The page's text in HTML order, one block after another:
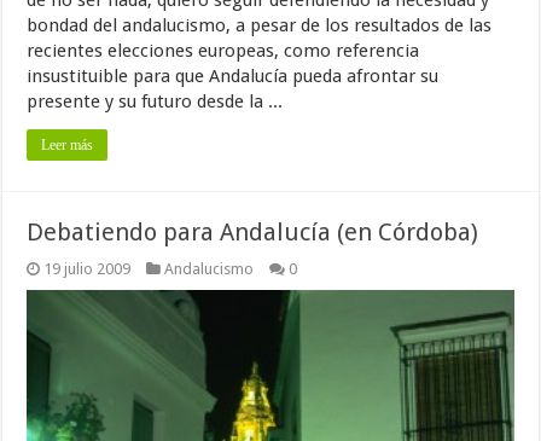
bondad del andalucismo, a pesar de los resultados de las
recientes elecciones europeas, como referencia
insustituible para que Andalucía pueda afrontar su
presente y su futuro desde la ...
Leer más
Debatiendo para Andalucía (en Córdoba)
19 julio 2009 Andalucismo 0